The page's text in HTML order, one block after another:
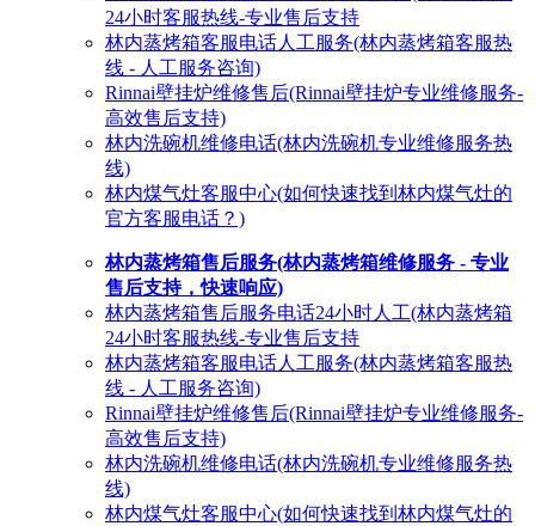
24小时客服热线-专业售后支持
林内蒸烤箱客服电话人工服务(林内蒸烤箱客服热
线 - 人工服务咨询)
Rinnai壁挂炉维修售后(Rinnai壁挂炉专业维修服务-
高效售后支持)
林内洗碗机维修电话(林内洗碗机专业维修服务热
线)
林内煤气灶客服中心(如何快速找到林内煤气灶的
官方客服电话？)
林内蒸烤箱售后服务(林内蒸烤箱维修服务 - 专业
售后支持，快速响应)
林内蒸烤箱售后服务电话24小时人工(林内蒸烤箱
24小时客服热线-专业售后支持
林内蒸烤箱客服电话人工服务(林内蒸烤箱客服热
线 - 人工服务咨询)
Rinnai壁挂炉维修售后(Rinnai壁挂炉专业维修服务-
高效售后支持)
林内洗碗机维修电话(林内洗碗机专业维修服务热
线)
林内煤气灶客服中心(如何快速找到林内煤气灶的